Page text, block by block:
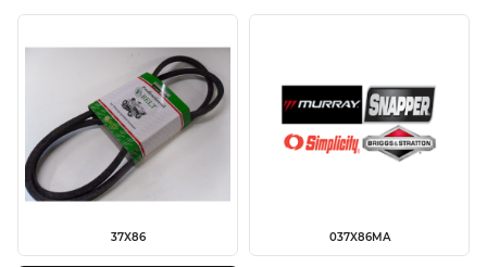
37X86 037X86MA